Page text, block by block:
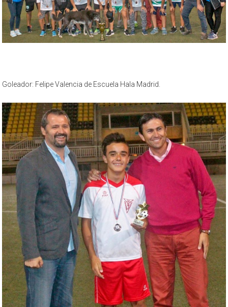
Goleador: Felipe Valencia de Escuela Hala Madrid.